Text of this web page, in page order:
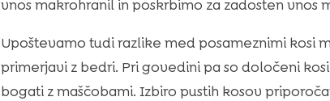
vnos makrohranil in poskrbimo za zadosten vnos
Upoštevamo tudi razlike med posameznimi kosi
primerjavi z bedri. Pri govedini pa so določeni
bogati z maščobami. Izbiro pustih kosov